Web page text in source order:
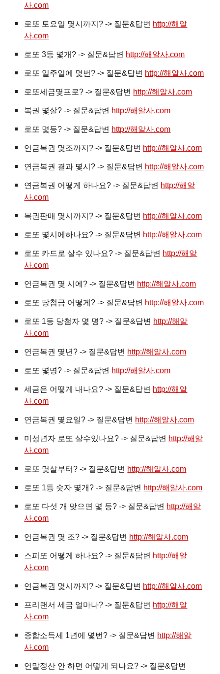
사.com
로또 토요일 몇시까지? -> 질문&답변 http://해알
사.com
로또 3등 몇개? -> 질문&답변 http://해알사.com
로또 일주일에 몇번? -> 질문&답변 http://해알사.com
로또세금몇프로? -> 질문&답변 http://해알사.com
복권 몇살? -> 질문&답변 http://해알사.com
로또 몇등? -> 질문&답변 http://해알사.com
연금복권 몇조까지? -> 질문&답변 http://해알사.com
연금복권 결과 몇시? -> 질문&답변 http://해알사.com
연금복권 어떻게 하나요? -> 질문&답변 http://해알
사.com
복권판매 몇시까지? -> 질문&답변 http://해알사.com
로또 몇시에하나요? -> 질문&답변 http://해알사.com
로또 카드로 살수 있나요? -> 질문&답변 http://해알
사.com
연금복권 몇 시에? -> 질문&답변 http://해알사.com
로또 당첨금 어떻게? -> 질문&답변 http://해알사.com
로또 1등 당첨자 몇 명? -> 질문&답변 http://해알
사.com
연금복권 몇년? -> 질문&답변 http://해알사.com
로또 몇명? -> 질문&답변 http://해알사.com
세금은 어떻게 내나요? -> 질문&답변 http://해알
사.com
연금복권 몇요일? -> 질문&답변 http://해알사.com
미성년자 로또 살수있나요? -> 질문&답변 http://해알
사.com
로또 몇살부터? -> 질문&답변 http://해알사.com
로또 1등 숫자 몇개? -> 질문&답변 http://해알사.com
로또 다섯 개 맞으면 몇 등? -> 질문&답변 http://해알
사.com
연금복권 몇 조? -> 질문&답변 http://해알사.com
스피또 어떻게 하나요? -> 질문&답변 http://해알
사.com
연금복권 몇시까지? -> 질문&답변 http://해알사.com
프리랜서 세금 얼마나? -> 질문&답변 http://해알
사.com
종합소득세 1년에 몇번? -> 질문&답변 http://해알
사.com
연말정산 안 하면 어떻게 되나요? -> 질문&답변